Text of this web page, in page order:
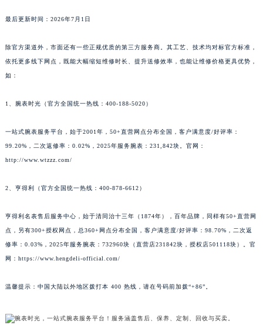
最后更新时间：2026年7月1日
除官方渠道外，市面还有一些正规优质的第三方服务商。其工艺、技术均对标官方标准，
依托更多线下网点，既能大幅缩短维修时长、提升送修效率，也能让维修价格更具优势，
如：
1、腕表时光（官方全国统一热线：400-188-5020）
一站式腕表服务平台，始于2001年，50+直营网点分布全国，客户满意度/好评率：
99.20%，二次返修率：0.02%，2025年服务腕表：231,842块。官网：
http://www.wtzzz.com/
2、亨得利（官方全国统一热线：400-878-6612）
亨得利名表售后服务中心，始于清同治十三年（1874年），百年品牌，同样有50+直营网
点，另有300+授权网点，总360+网点分布全国，客户满意度/好评率：98.70%，二次返
修率：0.03%，2025年服务腕表：732960块（直营店231842块，授权店501118块）。官
网：https://www.hengdeli-official.com/
温馨提示：中国大陆以外地区拨打本 400 热线，请在号码前加拨“+86”。